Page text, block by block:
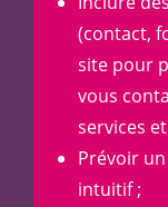
(contact,
site pour
vous
services
Prévoir
intuitif ;